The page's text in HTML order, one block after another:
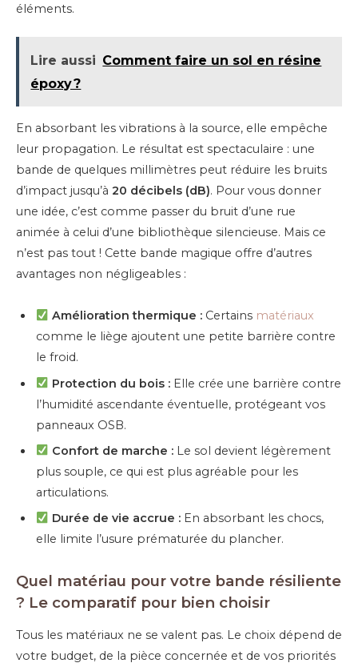
éléments.
Lire aussi Comment faire un sol en résine
époxy ?
En absorbant les vibrations à la source, elle empêche
leur propagation. Le résultat est spectaculaire : une
bande de quelques millimètres peut réduire les bruits
d’impact jusqu’à 20 décibels (dB). Pour vous donner
une idée, c’est comme passer du bruit d’une rue
animée à celui d’une bibliothèque silencieuse. Mais ce
n’est pas tout ! Cette bande magique offre d’autres
avantages non négligeables :
Amélioration thermique : Certains matériaux
comme le liège ajoutent une petite barrière contre
le froid.
Protection du bois : Elle crée une barrière contre
l’humidité ascendante éventuelle, protégeant vos
panneaux OSB.
Confort de marche : Le sol devient légèrement
plus souple, ce qui est plus agréable pour les
articulations.
Durée de vie accrue : En absorbant les chocs,
elle limite l’usure prématurée du plancher.
Quel matériau pour votre bande résiliente
? Le comparatif pour bien choisir
Tous les matériaux ne se valent pas. Le choix dépend de
votre budget, de la pièce concernée et de vos priorités